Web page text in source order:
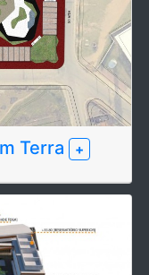
Terra +